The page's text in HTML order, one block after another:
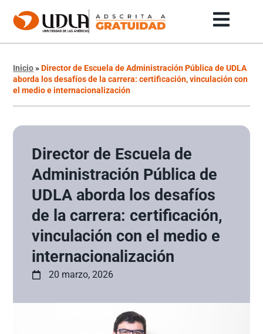
Inicio»Director de Escuela de Administración Pública de UDLA
aborda los desafíos de la carrera: certificación, vinculación con
el medio e internacionalización
Director de Escuela de
Administración Pública de
UDLA aborda los desafíos
de la carrera: certificación,
vinculación con el medio e
internacionalización
20 marzo, 2026